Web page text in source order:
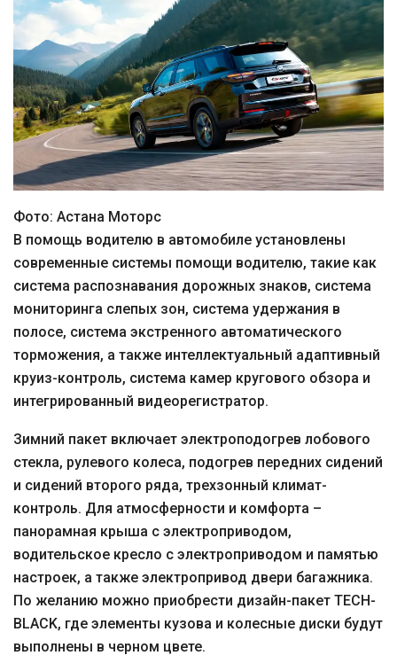
Фото: Астана Моторс
В помощь водителю в автомобиле установлены
современные системы помощи водителю, такие как
система распознавания дорожных знаков, система
мониторинга слепых зон, система удержания в
полосе, система экстренного автоматического
торможения, а также интеллектуальный адаптивный
круиз-контроль, система камер кругового обзора и
интегрированный видеорегистратор.
Зимний пакет включает электроподогрев лобового
стекла, рулевого колеса, подогрев передних сидений
и сидений второго ряда, трехзонный климат-
контроль. Для атмосферности и комфорта –
панорамная крыша с электроприводом,
водительское кресло с электроприводом и памятью
настроек, а также электропривод двери багажника.
По желанию можно приобрести дизайн-пакет TECH-
BLACK, где элементы кузова и колесные диски будут
выполнены в черном цвете.